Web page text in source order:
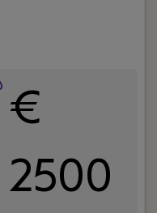
€
2500